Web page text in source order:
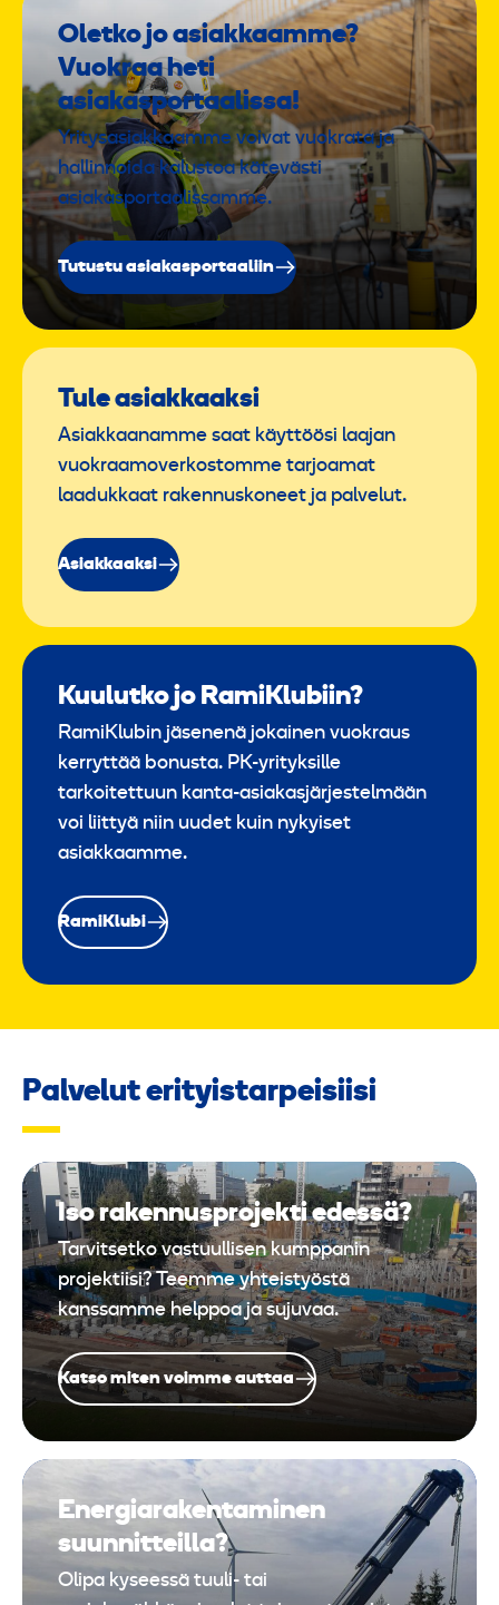
Oletko jo asiakkaamme?
Vuokraa heti
asiakasportaalissa!
Yritysasiakkaamme voivat vuokrata ja
hallinnoida kalustoa kätevästi
asiakasportaalissamme.
Tutustu asiakasportaaliin
Tule asiakkaaksi
Asiakkaanamme saat käyttöösi laajan
vuokraamoverkostomme tarjoamat
laadukkaat rakennuskoneet ja palvelut.
Asiakkaaksi
Kuulutko jo RamiKlubiin?
RamiKlubin jäsenenä jokainen vuokraus
kerryttää bonusta. PK-yrityksille
tarkoitettuun kanta-asiakasjärjestelmään
voi liittyä niin uudet kuin nykyiset
asiakkaamme.
RamiKlubi
Palvelut erityistarpeisiisi
Iso rakennusprojekti edessä?
Tarvitsetko vastuullisen kumppanin
projektiisi? Teemme yhteistyöstä
kanssamme helppoa ja sujuvaa.
Katso miten voimme auttaa
Energiarakentaminen
suunnitteilla?
Olipa kyseessä tuuli- tai